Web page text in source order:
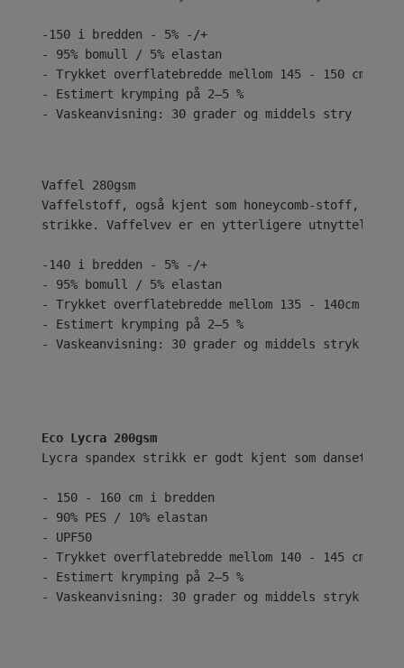
-150 i bredden - 5% -/+
- 95% bomull / 5% elastan
- Trykket overflatebredde mellom 145 - 150 cm
- Estimert krymping på 2–5 %
- Vaskeanvisning: 30 grader og middels stry
Vaffelstoff, også kjent som honeycomb-stoff, har
strikke. Vaffelvev er en ytterligere utnyttelse
-140 i bredden - 5% -/+
- 95% bomull / 5% elastan
- Trykket overflatebredde mellom 135 - 140cm
- Estimert krymping på 2–5 %
- Vaskeanvisning: 30 grader og middels stryk
Eco Lycra 200gsm
Lycra spandex strikk er godt kjent som
- 150 - 160 cm i bredden
- 90% PES / 10% elastan
- UPF50
- Trykket overflatebredde mellom 140 - 145 cm
- Estimert krymping på 2–5 %
- Vaskeanvisning: 30 grader og middels stryk